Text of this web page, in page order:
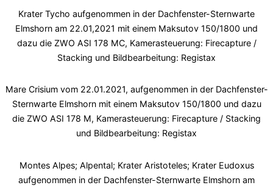
Krater Tycho aufgenommen in der Dachfenster-Sternwarte
Elmshorn am 22.01,2021 mit einem Maksutov 150/1800 und
dazu die ZWO ASI 178 MC, Kamerasteuerung: Firecapture /
Stacking und Bildbearbeitung: Registax
Mare Crisium vom 22.01.2021, aufgenommen in der Dachfenster-
Sternwarte Elmshorn mit einem Maksutov 150/1800 und dazu
die ZWO ASI 178 M, Kamerasteuerung: Firecapture / Stacking
und Bildbearbeitung: Registax
Montes Alpes; Alpental; Krater Aristoteles; Krater Eudoxus
aufgenommen in der Dachfenster-Sternwarte Elmshorn am